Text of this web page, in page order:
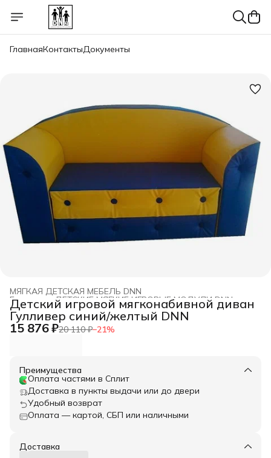
ГлавнаяКонтактыДокументы
МЯГКАЯ ДЕТСКАЯ МЕБЕЛЬ DNN
ДЕТСКИЕ МЯГКИЕ ИГРОВЫЕ МОДУЛИ DNN ›
Главная ›
Детский игровой мягконабивной диван
Гулливер синий/желтый DNN
15 876 ₽20 110 ₽−21%
Преимущества
Оплата частями в Сплит
Доставка в пункты выдачи или до двери
Удобный возврат
Оплата — картой, СБП или наличными
Доставка